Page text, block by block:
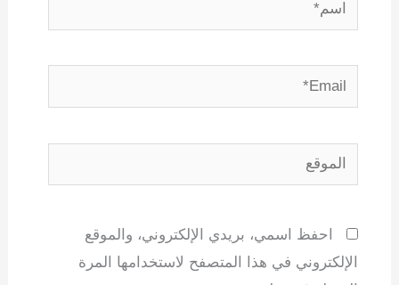
Email*
الموقع
احفظ اسمي، بريدي الإلكتروني، والموقع
الإلكتروني في هذا المتصفح لاستخدامها المرة